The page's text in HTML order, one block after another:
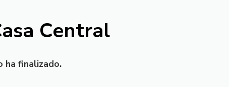
Central
ha finalizado.